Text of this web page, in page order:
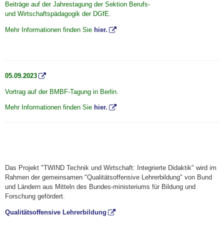
Beiträge auf der Jahrestagung der Sektion Berufs-
und Wirtschaftspädagogik der DGfE.
Mehr Informationen finden Sie hier.
05.09.2023
Vortrag auf der BMBF-Tagung in Berlin.
Mehr Informationen finden Sie hier.
Das Projekt "TWIND Technik und Wirtschaft: Integrierte Didaktik" wird im
Rahmen der gemeinsamen "Qualitätsoffensive Lehrerbildung" von Bund
und Ländern aus Mitteln des Bundes-ministeriums für Bildung und
Forschung gefördert.
Qualitätsoffensive Lehrerbildung